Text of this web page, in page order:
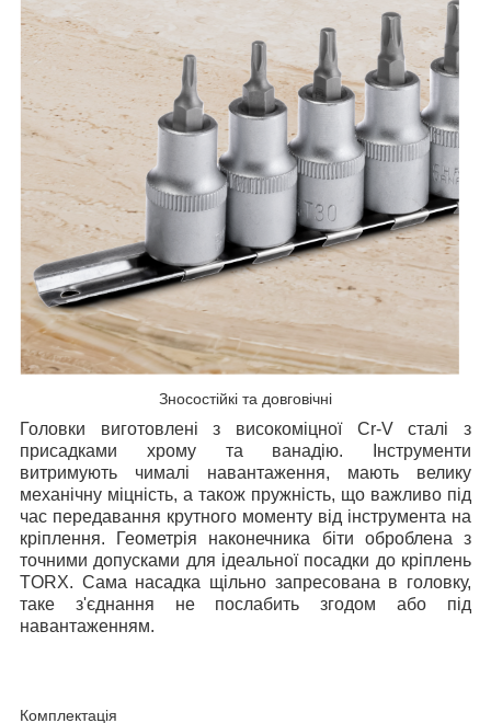
Зносостійкі та довговічні
Головки виготовлені з високоміцної Cr-V сталі з
присадками хрому та ванадію. Інструменти
витримують чималі навантаження, мають велику
механічну міцність, а також пружність, що важливо під
час передавання крутного моменту від інструмента на
кріплення. Геометрія наконечника біти оброблена з
точними допусками для ідеальної посадки до кріплень
TORX. Сама насадка щільно запресована в головку,
таке з'єднання не послабить згодом або під
навантаженням.
Комплектація